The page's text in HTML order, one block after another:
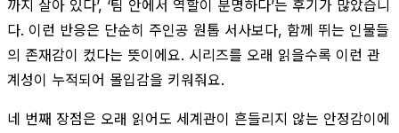
까지 살아 있다’, ‘팀 안에서 역할이 분명하다’는 후기가 많았습니
다. 이런 반응은 단순히 주인공 원톱 서사보다, 함께 뛰는 인물들
의 존재감이 컸다는 뜻이에요. 시리즈를 오래 읽을수록 이런 관
계성이 누적되어 몰입감을 키워줘요.
네 번째 장점은 오래 읽어도 세계관이 흔들리지 않는 안정감이에